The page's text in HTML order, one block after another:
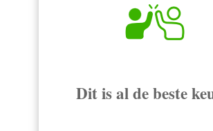
Dit is al de beste